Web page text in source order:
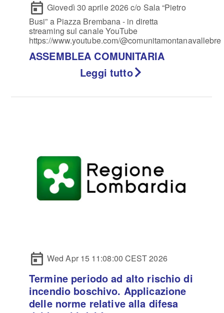
Giovedì 30 aprile 2026 c/o Sala “Pietro
Busi” a Piazza Brembana - in diretta
streaming sul canale YouTube
https://www.youtube.com/
ASSEMBLEA COMUNITARIA
Leggi tutto
Wed Apr 15 11:08:00 CEST 2026
Termine periodo ad alto rischio di
incendio boschivo. Applicazione
delle norme relative alla difesa